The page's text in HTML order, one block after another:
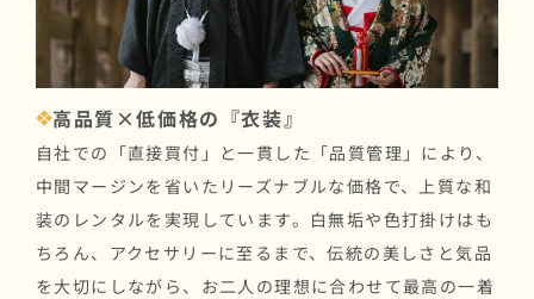
高品質×低価格の『衣装』
自社での「直接買付」と一貫した「品質管理」により、
中間マージンを省いたリーズナブルな価格で、上質な和
装のレンタルを実現しています。白無垢や色打掛けはも
ちろん、アクセサリーに至るまで、伝統の美しさと気品
を大切にしながら、お二人の理想に合わせて最高の一着